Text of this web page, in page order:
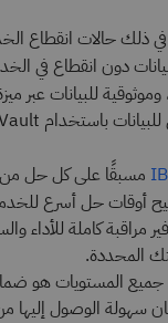
في ذلك حالات انقطاع
دون انقطاع في
مسبقًا على كل حل
أوقات حل أسرع
مراقبة كاملة للأداء
المحددة.
جميع المستويات هو
سهولة الوصول